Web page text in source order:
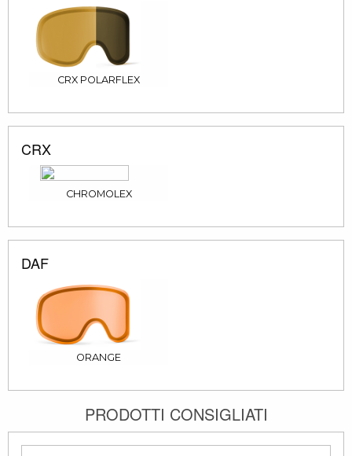
CRX POLARFLEX
CRX
CHROMOLEX
DAF
ORANGE
PRODOTTI CONSIGLIATI